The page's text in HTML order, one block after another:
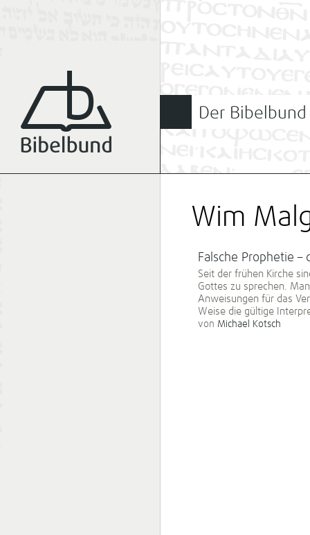
Der Bibelbund
Wim
Falsche Prophetie
Seit der frühen Kirche
Gottes zu sprechen.
Anweisungen für das
Weise die gültige
von Michael Kotsch